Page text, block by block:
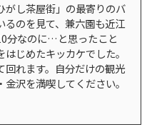
がし茶屋街」の最寄りのバ
るのを見て、兼六園も近江
分なのに…と思ったこと
じめたキッカケでした。
回れます。自分だけの観光
沢を満喫してください。